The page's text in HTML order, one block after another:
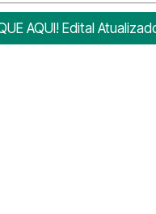
AQUI! Edital